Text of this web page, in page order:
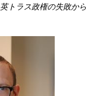
トラス政権の失敗から